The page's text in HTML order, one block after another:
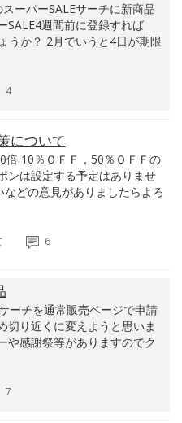
ーパーSALEサーチに新商品
SALE4週間前に登録すれば
うか？ 2月でいうと4日が期限
4
について
倍 10％ＯＦＦ，50％ＯＦＦの
ンは設定する予定はありませ
どの意見がありましたらよろ
6
ーチを通常販売ページで申請
切り近くに変えようと思いま
や感謝祭等がありますのでク
7